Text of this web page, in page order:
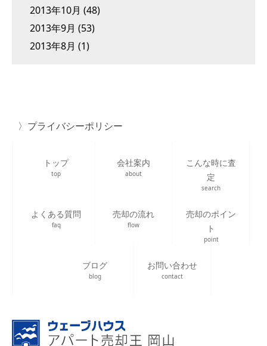
2013年10月 (48)
2013年9月 (53)
2013年8月 (1)
プライバシーポリシー
トップ
top
会社案内
about
こんな時に査
定
search
よくある質問
faq
売却の流れ
flow
売却のポイン
ト
point
ブログ
blog
お問い合わせ
contact